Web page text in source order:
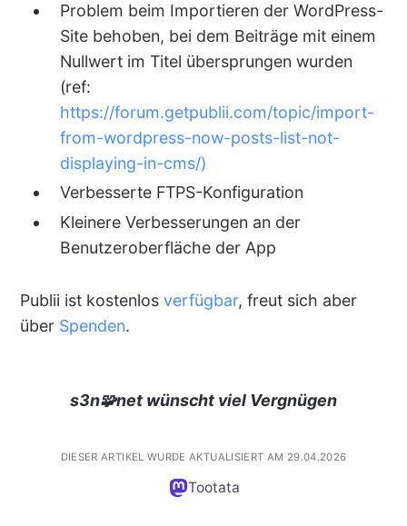
Problem beim Importieren der WordPress-
Site behoben, bei dem Beiträge mit einem
Nullwert im Titel übersprungen wurden
(ref:
https://forum.getpublii.com/topic/import-
from-wordpress-now-posts-list-not-
displaying-in-cms/)
Verbesserte FTPS-Konfiguration
Kleinere Verbesserungen an der
Benutzeroberfläche der App
Publii ist kostenlos verfügbar, freut sich aber
über Spenden.
s3n🧩net wünscht viel Vergnügen
DIESER ARTIKEL WURDE AKTUALISIERT AM 29.04.2026
Tootata